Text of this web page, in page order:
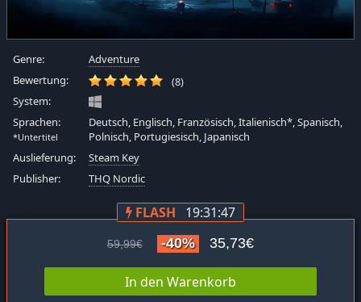
Genre:
Adventure
Bewertung:
(8)
System:
Sprachen:
*Untertitel
Deutsch, Englisch, Französisch, Italienisch*, Spanisch,
Polnisch, Portugiesisch, Japanisch
Auslieferung:
Steam Key
Publisher:
THQ Nordic
FLASH 19:31:46
59,99€ -40% 35,73€
In den Warenkorb